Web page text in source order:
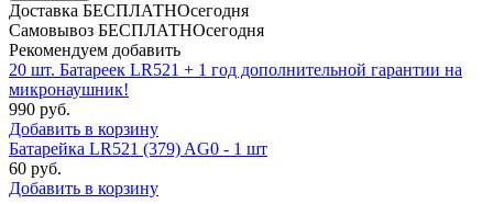
Доставка БЕСПЛАТНОсегодня
Самовывоз БЕСПЛАТНОсегодня
Рекомендуем добавить
20 шт. Батареек LR521 + 1 год дополнительной гарантии на
микронаушник!
990 руб.
Добавить в корзину
Батарейка LR521 (379) AG0 - 1 шт
60 руб.
Добавить в корзину